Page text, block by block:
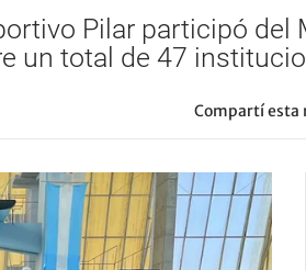
Pilar participó del
un total de 47
Compartí esta